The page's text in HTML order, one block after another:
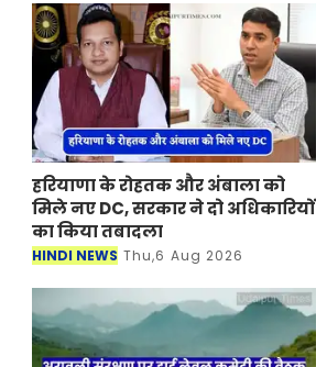
(Rob
हरियाणा के रोहतक और अंबाला को
मिले नए DC, सरकार ने दो अधिकारियों
का किया तबादला
HINDI NEWS Thu,6 Aug 2026